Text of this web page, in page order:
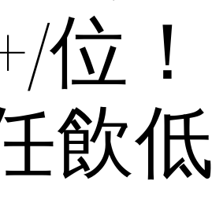
位！
飲低